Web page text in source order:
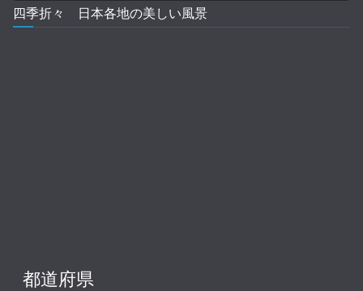
四季折々 日本各地の美しい風景
都道府県